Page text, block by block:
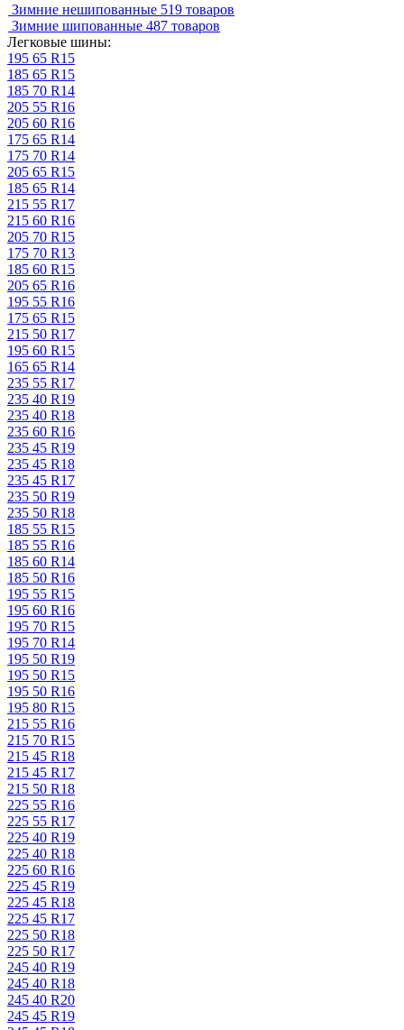
Зимние нешипованные 519 товаров
Зимние шипованные 487 товаров
Легковые шины:
195 65 R15
185 65 R15
185 70 R14
205 55 R16
205 60 R16
175 65 R14
175 70 R14
205 65 R15
185 65 R14
215 55 R17
215 60 R16
205 70 R15
175 70 R13
185 60 R15
205 65 R16
195 55 R16
175 65 R15
215 50 R17
195 60 R15
165 65 R14
235 55 R17
235 40 R19
235 40 R18
235 60 R16
235 45 R19
235 45 R18
235 45 R17
235 50 R19
235 50 R18
185 55 R15
185 55 R16
185 60 R14
185 50 R16
195 55 R15
195 60 R16
195 70 R15
195 70 R14
195 50 R19
195 50 R15
195 50 R16
195 80 R15
215 55 R16
215 70 R15
215 45 R18
215 45 R17
215 50 R18
225 55 R16
225 55 R17
225 40 R19
225 40 R18
225 60 R16
225 45 R19
225 45 R18
225 45 R17
225 50 R18
225 50 R17
245 40 R19
245 40 R18
245 40 R20
245 45 R19